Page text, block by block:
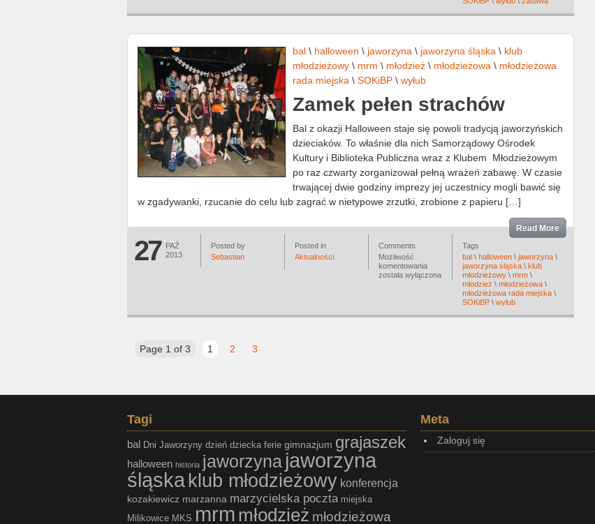
bal \ halloween \ jaworzyna \ jaworzyna śląska \ klub
młodzieżowy \ mrm \ młodzież \ młodzieżowa \ młodzieżowa
rada miejska \ SOKiBP \ wyłub
Zamek pełen strachów
Bal z okazji Halloween staje się powoli tradycją jaworzyńskich
dzieciaków. To właśnie dla nich Samorządowy Ośrodek
Kultury i Biblioteka Publiczna wraz z Klubem Młodzieżowym
po raz czwarty zorganizował pełną wrażeń zabawę. W czasie
trwającej dwie godziny imprezy jej uczestnicy mogli bawić się
w zgadywanki, rzucanie do celu lub zagrać w nietypowe zrzutki, zrobione z papieru […]
27
PAŹ
2013
Posted by
Sebastian
Posted in
Aktualności
Comments
Możliwość
komentowaniaZamek
pełen
została wyłączona
Tags
bal \ halloween \ jaworzyna \
jaworzyna śląska \ klub
młodzieżowy \ mrm \
młodzież \ młodzieżowa \
młodzieżowa rada miejska \
SOKiBP \ wyłub
Read More
Page 1 of 3 1 2 3
Tagi
bal Dni Jaworzyny dzień dziecka ferie gimnazjum grajaszek
halloween historia jaworzyna jaworzyna
śląska klub młodzieżowy konferencja
kozakiewicz marzanna marzycielska poczta miejska
Milikowice MKS mrm młodzież młodzieżowa
Meta
Zaloguj się